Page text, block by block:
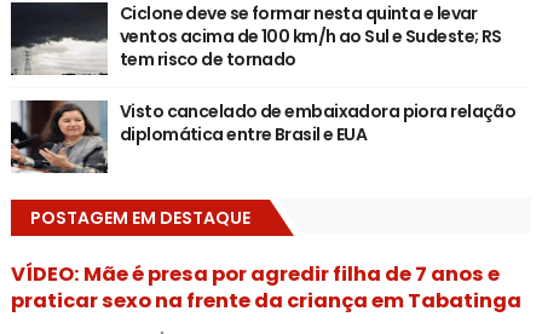
Ciclone deve se formar nesta quinta e levar
ventos acima de 100 km/h ao Sul e Sudeste; RS
tem risco de tornado
Visto cancelado de embaixadora piora relação
diplomática entre Brasil e EUA
POSTAGEM EM DESTAQUE
VÍDEO: Mãe é presa por agredir filha de 7 anos e
praticar sexo na frente da criança em Tabatinga